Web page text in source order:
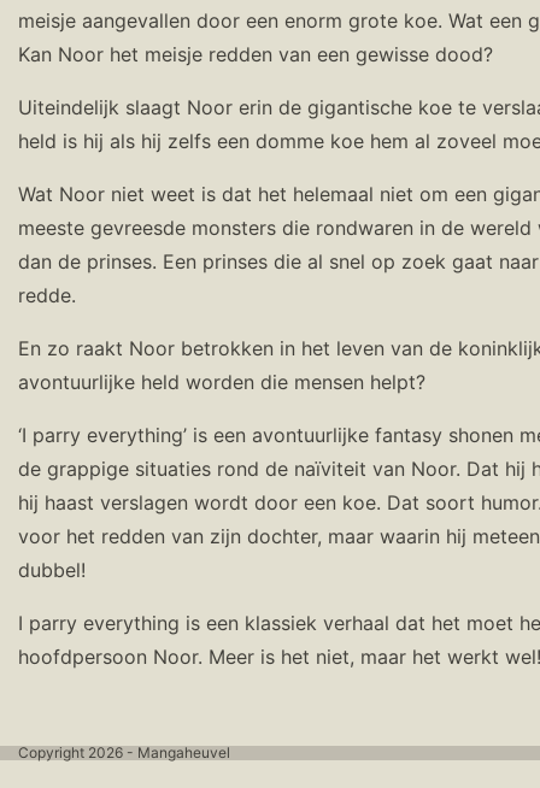
meisje aangevallen door een enorm grote koe. Wat
Kan Noor het meisje redden van een gewisse dood?
Uiteindelijk slaagt Noor erin de gigantische koe te
held is hij als hij zelfs een domme koe hem al zoveel
Wat Noor niet weet is dat het helemaal niet om een
meeste gevreesde monsters die rondwaren in de
dan de prinses. Een prinses die al snel op zoek gaat
redde.
En zo raakt Noor betrokken in het leven van de
avontuurlijke held worden die mensen helpt?
‘I parry everything’ is een avontuurlijke fantasy
de grappige situaties rond de naïviteit van Noor. Dat hij
hij haast verslagen wordt door een koe. Dat soort
voor het redden van zijn dochter, maar waarin hij
dubbel!
I parry everything is een klassiek verhaal dat het moet
hoofdpersoon Noor. Meer is het niet, maar het werkt wel!
Copyright 2026 - Mangaheuvel